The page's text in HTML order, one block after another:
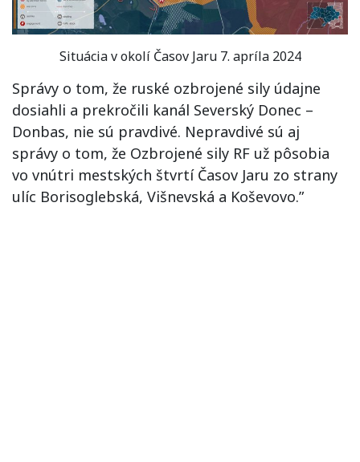
Situácia v okolí Časov Jaru 7. apríla 2024
Správy o tom, že ruské ozbrojené sily údajne
dosiahli a prekročili kanál Severský Donec –
Donbas, nie sú pravdivé. Nepravdivé sú aj
správy o tom, že Ozbrojené sily RF už pôsobia
vo vnútri mestských štvrtí Časov Jaru zo strany
ulíc Borisoglebská, Višnevská a Koševovo.”